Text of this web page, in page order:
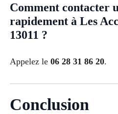
Comment contacter
rapidement à Les
13011 ?
Appelez le 06 28 31 86 20.
Conclusion